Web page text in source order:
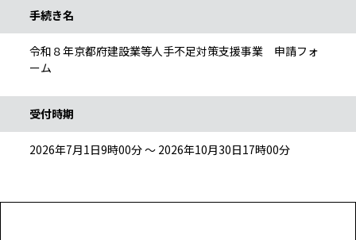
手続き名
令和８年京都府建設業等人手不足対策支援事業 申請フォ
ーム
受付時期
2026年7月1日9時00分 ～ 2026年10月30日17時00分